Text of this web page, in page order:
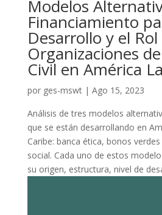
Modelos
Financiamiento
Desarrollo y el Rol
Organizaciones
Civil en América
por ges-mswt| Ago 15, 2023
Análisis de tres modelos
que se están desarrollando en
Caribe: banca ética, bonos
social. Cada uno de estos
su origen, estructura, nivel de